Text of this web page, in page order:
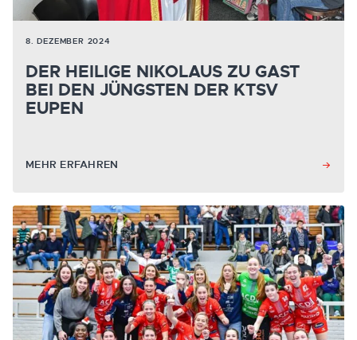
8. DEZEMBER 2024
DER HEILIGE NIKOLAUS ZU GAST
BEI DEN JÜNGSTEN DER KTSV
EUPEN
MEHR ERFAHREN